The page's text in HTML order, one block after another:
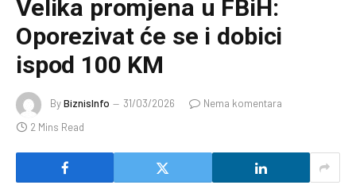
Velika promjena u FBiH:
Oporezivat će se i dobici
ispod 100 KM
ByBiznisInfo 31/03/2026
Nema komentara
2 Mins Read